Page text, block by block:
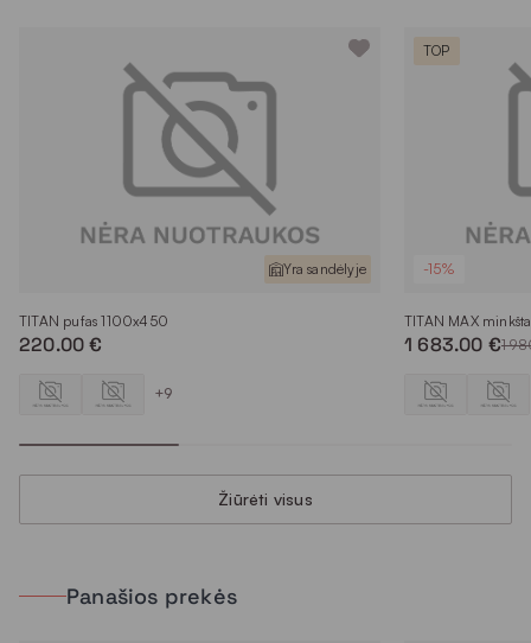
Yra sandėlyje
TITAN pufas 1100x450
220.00 €
+9
TOP
-15%
TITAN MAX
1 683.00 €1
Žiūrėti visus
Panašios prekės